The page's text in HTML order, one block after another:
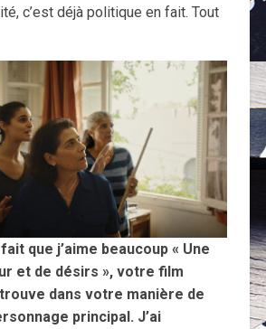
c’est déjà politique en fait. Tout
que j’aime beaucoup « Une
et de désirs », votre film
dans votre manière de
principal. J’ai